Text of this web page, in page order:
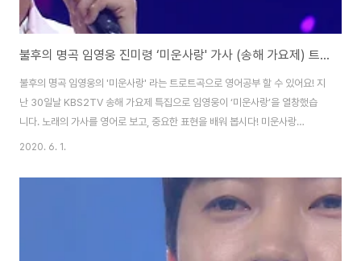
불후의 명곡 임영웅 진미령 ‘미운사랑' 가사 (송해 가요제) 트로트 가사 영어로
불후의 명곡 임영웅의 '미운사랑' 라는 트로트곡으로 영어공부 할 수 있어요! 지
난 30일날 KBS2TV 송해 가요제 특집으로 임영웅이 ‘미운사랑’을 열창했습
니다. 노래의 가사를 영어로 보고, 중요한 표현을 배워 봅시다! 미운사랑
Hateful Love 남몰래 기다리다가 / Waiting secretly 가슴만 태우는사랑 /
yesterday, loneliness today 그리움에 적셔진 긴세월 / Long time
soaked in longing 이렇게 살라고 인연을 맺엇나 / Did I meet you to
live like this? 차라리 저멀리 둘걸 / I should have left it far way 미워졌
2020. 6. 1.